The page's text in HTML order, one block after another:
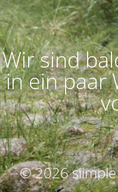
Wir sind
in ein paar
© 2026